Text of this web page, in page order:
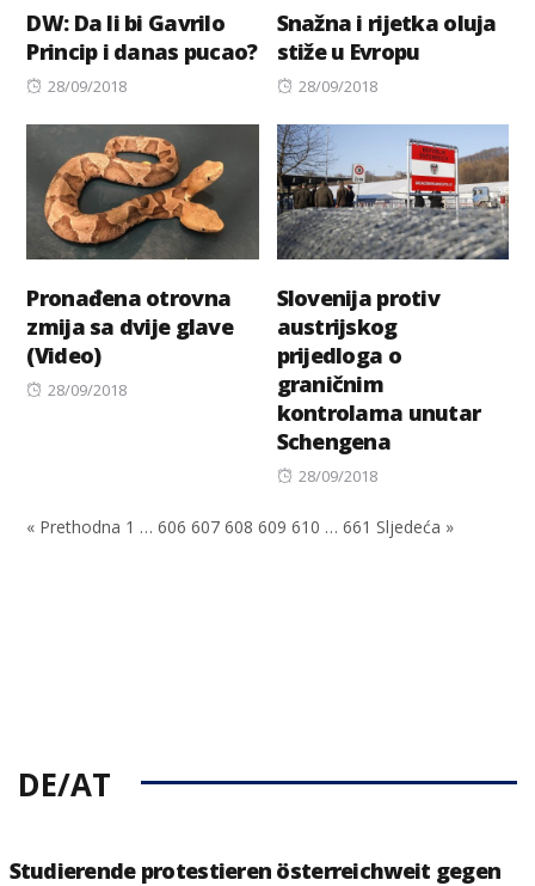
DW: Da li bi Gavrilo
Princip i danas pucao?
Posted
28/09/2018
Snažna i rijetka oluja
stiže u Evropu
Posted
28/09/2018
Pronađena otrovna
zmija sa dvije glave
(Video)
Posted
28/09/2018
Slovenija protiv
austrijskog
prijedloga o
graničnim
kontrolama unutar
Schengena
Posted
28/09/2018
« Prethodna 1 … 606 607 608 609 610 … 661 Sljedeća »
DE/AT
Studierende protestieren österreichweit gegen